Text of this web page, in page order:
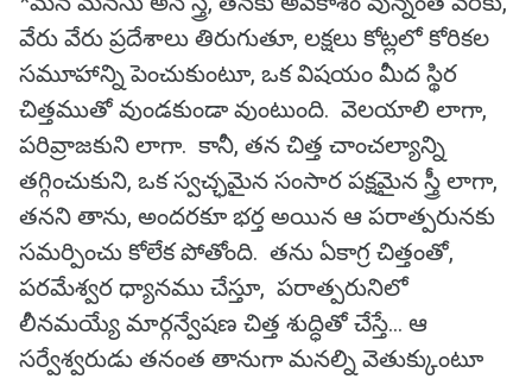
వేరు వేరు ప్రదేశాలు తిరుగుతూ, లక్షలు కోట్లలో కోరికల
సమూహాన్ని పెంచుకుంటూ, ఒక విషయం మీద స్థిర
చిత్తముతో వుండకుండా వుంటుంది. వెలయాలి లాగా,
పరివ్రాజకుని లాగా. కానీ, తన చిత్త చాంచల్యాన్ని
తగ్గించుకుని, ఒక స్వచ్ఛమైన సంసార పక్షమైన స్త్రీ లాగా,
తనని తాను, అందరకూ భర్త అయిన ఆ పరాత్పరునకు
సమర్పించు కోలేక పోతోంది. తను ఏకాగ్ర చిత్తంతో,
పరమేశ్వర ధ్యానము చేస్తూ, పరాత్పరునిలో
లీనమయ్యే మార్గన్వేషణ చిత్త శుద్ధితో చేస్తే... ఆ
సర్వేశ్వరుడు తనంత తానుగా మనల్ని వెతుక్కుంటూ